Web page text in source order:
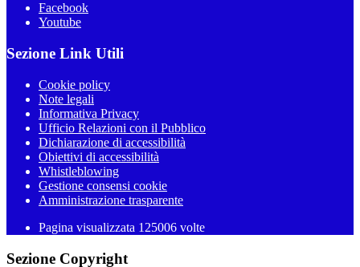
Facebook
Youtube
Sezione Link Utili
Cookie policy
Note legali
Informativa Privacy
Ufficio Relazioni con il Pubblico
Dichiarazione di accessibilità
Obiettivi di accessibilità
Whistleblowing
Gestione consensi cookie
Amministrazione trasparente
Pagina visualizzata 125006 volte
Sezione Copyright